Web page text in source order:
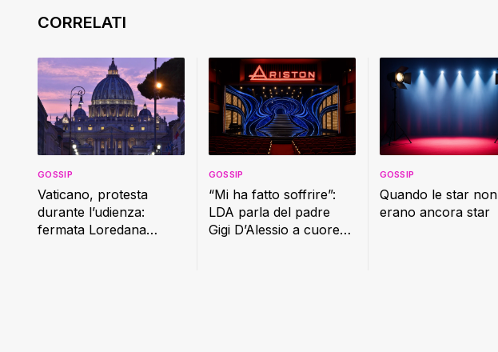
Vaticano, protesta
durante l’udienza:
fermata Loredana
GOSSIP
“Mi ha fatto soffrire”:
LDA parla del padre
Gigi D’Alessio a cuore
GOSSIP
Quando le star non
erano ancora star
GOSSIP